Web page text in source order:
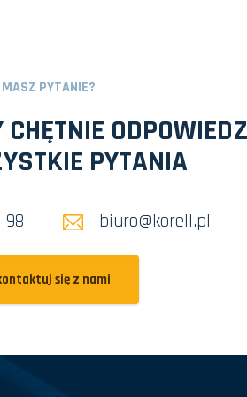
MASZ PYTANIE?
PYTANIA
98 biuro@korell.pl
się z nami